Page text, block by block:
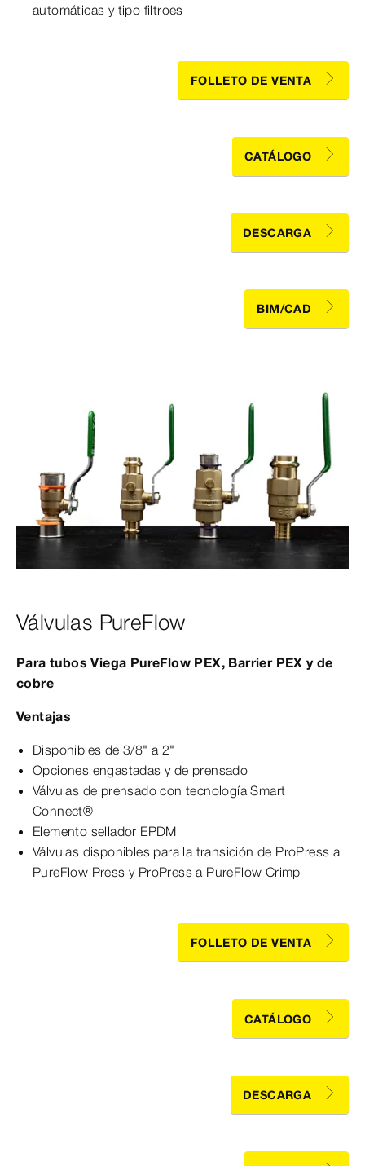
automáticas y tipo filtroes
FOLLETO DE VENTA
CATÁLOGO
DESCARGA
BIM/CAD
Válvulas PureFlow
Para tubos Viega PureFlow PEX, Barrier PEX y de
cobre
Ventajas
Disponibles de 3/8" a 2"
Opciones engastadas y de prensado
Válvulas de prensado con tecnología Smart
Connect®
Elemento sellador EPDM
Válvulas disponibles para la transición de ProPress a
PureFlow Press y ProPress a PureFlow Crimp
FOLLETO DE VENTA
CATÁLOGO
DESCARGA